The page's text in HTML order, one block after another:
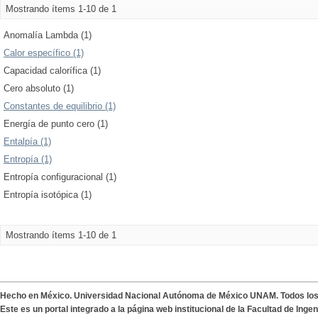
Mostrando ítems 1-10 de 1
Anomalía Lambda (1)
Calor específico (1)
Capacidad calorífica (1)
Cero absoluto (1)
Constantes de equilibrio (1)
Energía de punto cero (1)
Entalpía (1)
Entropía (1)
Entropía configuracional (1)
Entropía isotópica (1)
Mostrando ítems 1-10 de 1
Hecho en México. Universidad Nacional Autónoma de México UNAM. Todos
Este es un portal integrado a la página web institucional de la Facultad de